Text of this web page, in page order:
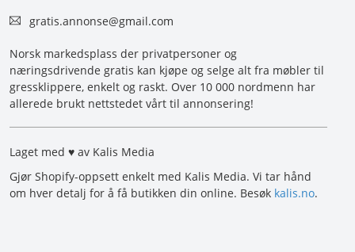
gratis.annonse@gmail.com
Norsk markedsplass der privatpersoner og
næringsdrivende gratis kan kjøpe og selge alt fra møbler til
gressklippere, enkelt og raskt. Over 10 000 nordmenn har
allerede brukt nettstedet vårt til annonsering!
Laget med ♥ av Kalis Media
Gjør Shopify-oppsett enkelt med Kalis Media. Vi tar hånd
om hver detalj for å få butikken din online. Besøk kalis.no.